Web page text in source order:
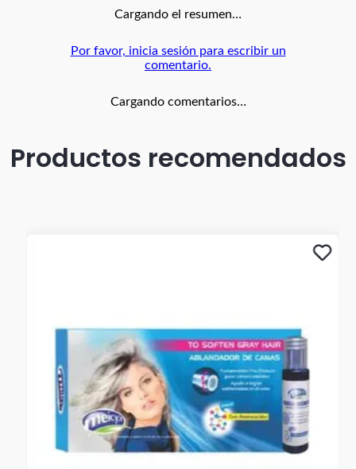
Cargando el resumen…
Por favor, inicia sesión para escribir un
comentario.
Cargando comentarios…
Productos recomendados